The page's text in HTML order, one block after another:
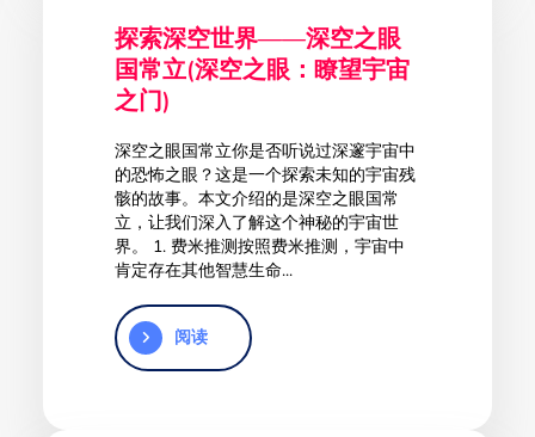
探索深空世界——深空之眼
国常立(深空之眼：瞭望宇宙
之门)
深空之眼国常立你是否听说过深邃宇宙中
的恐怖之眼？这是一个探索未知的宇宙残
骸的故事。本文介绍的是深空之眼国常
立，让我们深入了解这个神秘的宇宙世
界。 1. 费米推测按照费米推测，宇宙中
肯定存在其他智慧生命...
阅读